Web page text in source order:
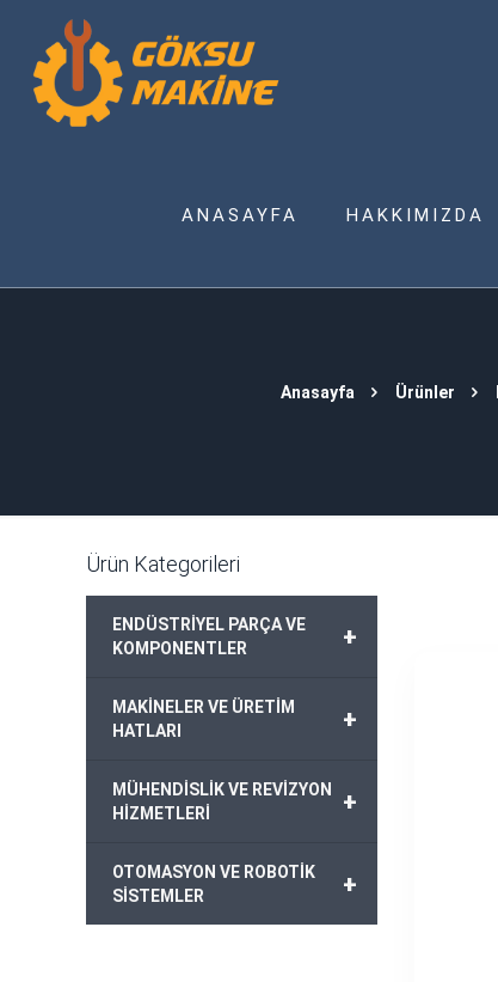
ANASAYFA HAKKIMIZDA
Anasayfa Ürünler
Ürün Kategorileri
+
ENDÜSTRİYEL PARÇA VE
KOMPONENTLER
+
MAKİNELER VE ÜRETİM
HATLARI
+
MÜHENDİSLİK VE REVİZYON
HİZMETLERİ
+
OTOMASYON VE ROBOTİK
SİSTEMLER